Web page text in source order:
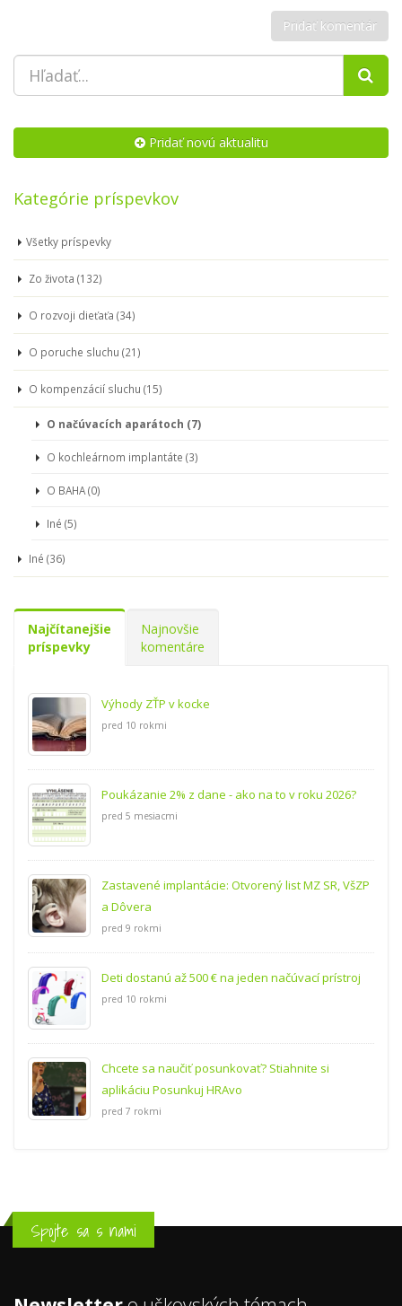
Pridať novú aktualitu
Kategórie príspevkov
Všetky príspevky
Zo života (132)
O rozvoji dieťaťa (34)
O poruche sluchu (21)
O kompenzácií sluchu (15)
O načúvacích aparátoch (7)
O kochleárnom implantáte (3)
O BAHA (0)
Iné (5)
Iné (36)
Najčítanejšie
príspevky
Najnovšie
komentáre
Výhody ZŤP v kocke
pred 10 rokmi
Poukázanie 2% z dane - ako na to v roku 2026?
pred 5 mesiacmi
Zastavené implantácie: Otvorený list MZ SR, VšZP
a Dôvera
pred 9 rokmi
Deti dostanú až 500 € na jeden načúvací prístroj
pred 10 rokmi
Chcete sa naučiť posunkovať? Stiahnite si
aplikáciu Posunkuj HRAvo
pred 7 rokmi
Spojte sa s nami